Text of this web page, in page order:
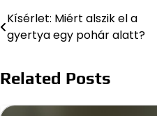
Bejegyzés
navigáció
Kísérlet: Miért alszik el a
gyertya egy pohár alatt?
Related Posts